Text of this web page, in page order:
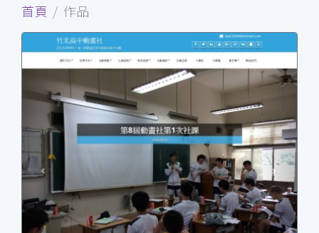
首頁 作品